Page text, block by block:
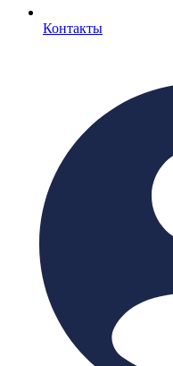
Контакты